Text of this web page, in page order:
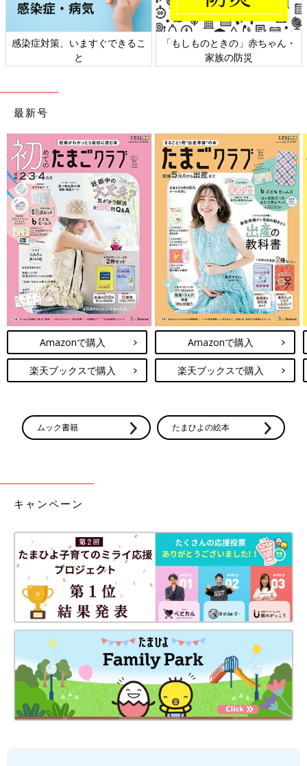
感染症対策、いますぐできるこ
と
「もしものときの」赤ちゃん・
家族の防災
最新号
Amazonで購入
楽天ブックスで購入
Amazonで購入
楽天ブックスで購入
ムック書籍 たまひよの絵本
キャンペーン